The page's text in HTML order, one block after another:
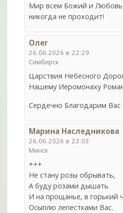
Мир всем Божий и
никогда не проходит!
Олег
26.06.2026 в 22:29
Симбирск
Царствия Небесного
Нашему Иеромонаху
Сердечно Благодарим Вас
Марина Наследникова
26.06.2026 в 23:03
Минск
+++
Не стану розы обрывать,
А буду розами дышать.
И на прощанье, в горький
Осыплю лепестками Вас.